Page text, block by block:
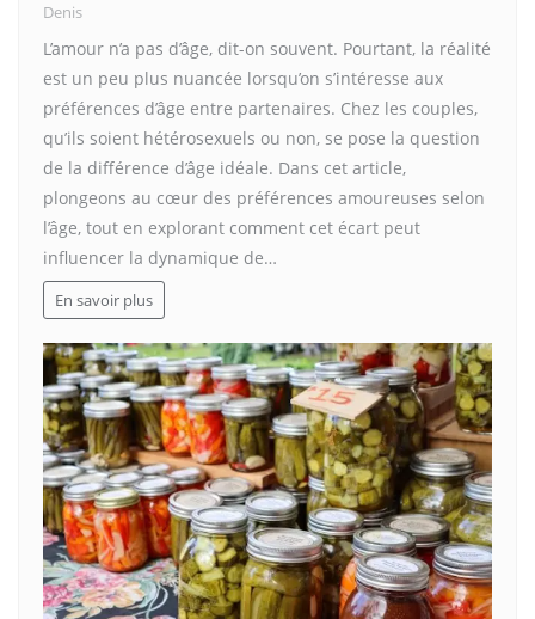
Denis
L’amour n’a pas d’âge, dit-on souvent. Pourtant, la réalité
est un peu plus nuancée lorsqu’on s’intéresse aux
préférences d’âge entre partenaires. Chez les couples,
qu’ils soient hétérosexuels ou non, se pose la question
de la différence d’âge idéale. Dans cet article,
plongeons au cœur des préférences amoureuses selon
l’âge, tout en explorant comment cet écart peut
influencer la dynamique de…
En savoir plus